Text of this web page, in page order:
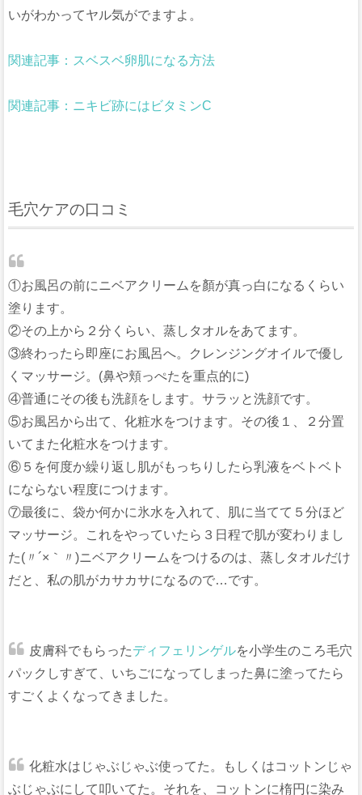
いがわかってヤル気がでますよ。
関連記事：スベスベ卵肌になる方法
関連記事：ニキビ跡にはビタミンC
毛穴ケアの口コミ
①お風呂の前にニベアクリームを顏が真っ白になるくらい
塗ります。
②その上から２分くらい、蒸しタオルをあてます。
③終わったら即座にお風呂へ。クレンジングオイルで優し
くマッサージ。(鼻や頬っぺたを重点的に)
④普通にその後も洗顔をします。サラッと洗顔です。
⑤お風呂から出て、化粧水をつけます。その後１、２分置
いてまた化粧水をつけます。
⑥５を何度か繰り返し肌がもっちりしたら乳液をベトベト
にならない程度につけます。
⑦最後に、袋か何かに氷水を入れて、肌に当てて５分ほど
マッサージ。これをやっていたら３日程で肌が変わりまし
た(〃´×｀〃)ニベアクリームをつけるのは、蒸しタオルだけ
だと、私の肌がカサカサになるので…です。
皮膚科でもらったディフェリンゲルを小学生のころ毛穴
パックしすぎて、いちごになってしまった鼻に塗ってたら
すごくよくなってきました。
化粧水はじゃぶじゃぶ使ってた。もしくはコットンじゃ
ぶじゃぶにして叩いてた。それを、コットンに楕円に染み